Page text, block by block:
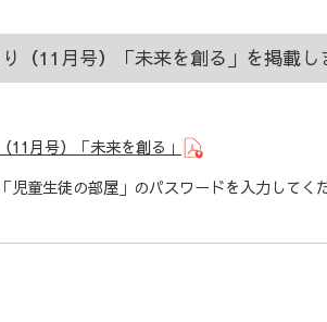
（11月号）「未来を創る」を掲載し
11月号）「未来を創る」
児童生徒の部屋」のパスワードを入力してく